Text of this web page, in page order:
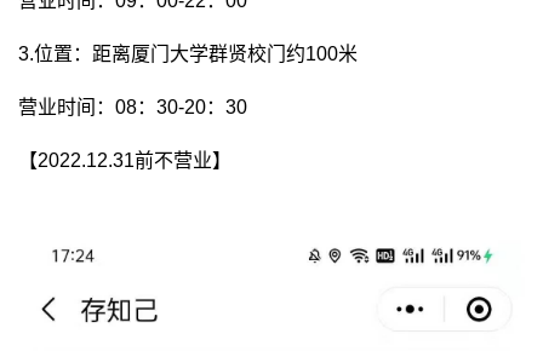
3.位置：距离厦门大学群贤校门约100米
营业时间：08：30-20：30
【2022.12.31前不营业】